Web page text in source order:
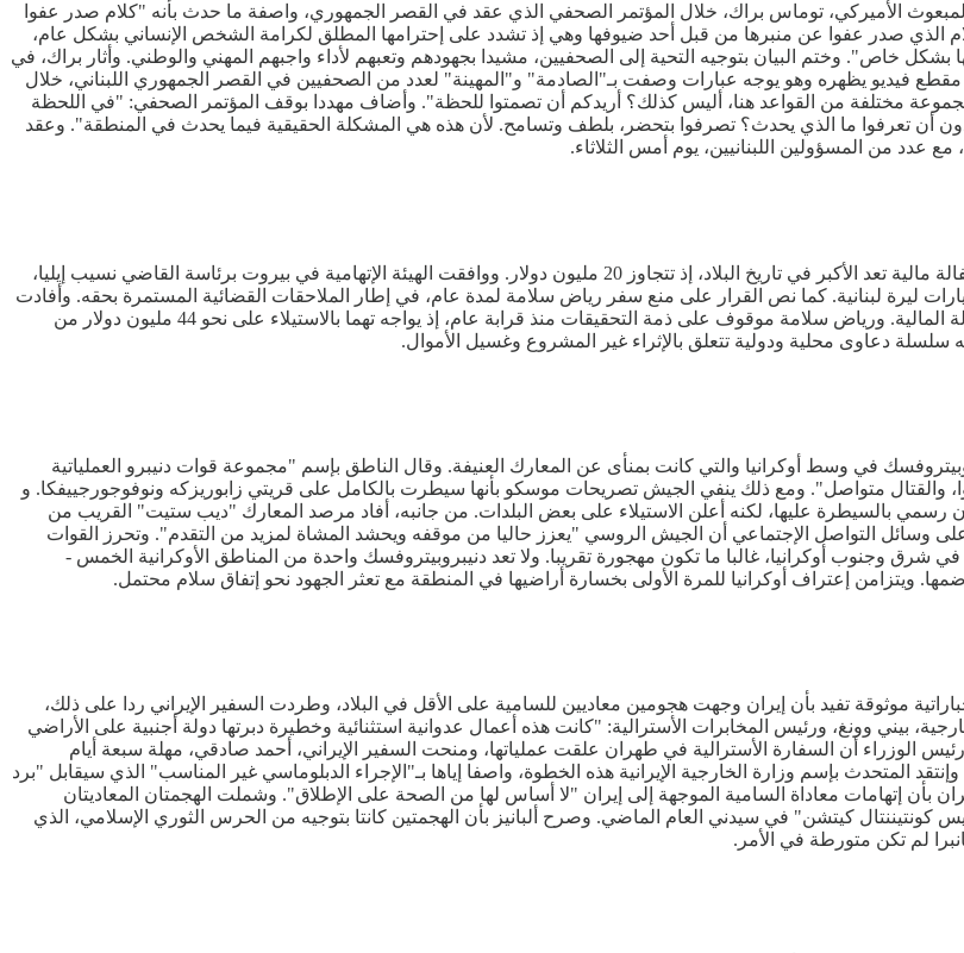
الأميركي، توماس براك، خلال المؤتمر الصحفي الذي عقد في القصر الجمهوري، واصفة ما حدث بأنه "كلام صدر عفوا
الذي صدر عفوا عن منبرها من قبل أحد ضيوفها وهي إذ تشدد على إحترامها المطلق لكرامة الشخص الإنساني بشكل عام،
بشكل خاص". وختم البيان بتوجيه التحية إلى الصحفيين، مشيدا بجهودهم وتعبهم لأداء واجبهم المهني والوطني. وأثار براك، في
فيديو يظهره وهو يوجه عبارات وصفت بـ"الصادمة" و"المهينة" لعدد من الصحفيين في القصر الجمهوري اللبناني، خلال
مختلفة من القواعد هنا، أليس كذلك؟ أريدكم أن تصمتوا للحظة". وأضاف مهددا بوقف المؤتمر الصحفي: "في اللحظة
أن تعرفوا ما الذي يحدث؟ تصرفوا بتحضر، بلطف وتسامح. لأن هذه هي المشكلة الحقيقية فيما يحدث في المنطقة". وعقد
عدد من المسؤولين اللبنانيين، يوم أمس الثلاثاء.
قرر القضاء اللبناني إخلاء سبيل حاكم مصرف لبنان السابق، رياض سلامة، مقابل كفالة مالية تعد الأكبر في تاريخ البلاد، إذ تتجاوز 20 مليون دولار. ووافقت الهيئة الإتهامية في بيروت برئاسة القاضي نسيب إيليا،
سبيل رياض سلامة بكفالة مالية قدرها 20 مليون دولار بالإضافة إلى 5 مليارات ليرة لبنانية. كما نص القرار على منع سفر رياض سلامة لمدة عام، في إطار الملاحقات القضائية المستمرة بحقه. وأفادت
الوكالة الوطنية للإعلام، بأنه لم يتم الإفراج بعد عن سلامة بإنتظار تسديد قيمة الكفالة المالية. ورياض سلامة موقوف على ذمة التحقيقات منذ قرابة عام، إذ يواجه تهما بالاستيلاء على نحو 44 مليون دولار من
في وسط أوكرانيا والتي كانت بمنأى عن المعارك العنيفة. وقال الناطق بإسم "مجموعة قوات دنيبرو العملياتية
والقتال متواصل". ومع ذلك ينفي الجيش تصريحات موسكو بأنها سيطرت بالكامل على قريتي زابوريزكه ونوفوجورجييفكا. و
بالسيطرة عليها، لكنه أعلن الاستيلاء على بعض البلدات. من جانبه، أفاد مرصد المعارك "ديب ستيت" القريب من
على وسائل التواصل الإجتماعي أن الجيش الروسي "يعزز حاليا من موقفه ويحشد المشاة لمزيد من التقدم". وتحرز القوات
وجنوب أوكرانيا، غالبا ما تكون مهجورة تقريبا. ولا تعد دنيبروبيتروفسك واحدة من المناطق الأوكرانية الخمس -
ويتزامن إعتراف أوكرانيا للمرة الأولى بخسارة أراضيها في المنطقة مع تعثر الجهود نحو إتفاق سلام محتمل.
موثوقة تفيد بأن إيران وجهت هجومين معاديين للسامية على الأقل في البلاد، وطردت السفير الإيراني ردا على ذلك،
بيني وونغ، ورئيس المخابرات الأسترالية: "كانت هذه أعمال عدوانية استثنائية وخطيرة دبرتها دولة أجنبية على الأراضي
الوزراء أن السفارة الأسترالية في طهران علقت عملياتها، ومنحت السفير الإيراني، أحمد صادقي، مهلة سبعة أيام
المتحدث بإسم وزارة الخارجية الإيرانية هذه الخطوة، واصفا إياها بـ"الإجراء الدبلوماسي غير المناسب" الذي سيقابل "برد
إتهامات معاداة السامية الموجهة إلى إيران "لا أساس لها من الصحة على الإطلاق". وشملت الهجمتان المعاديتان
كيتشن" في سيدني العام الماضي. وصرح ألبانيز بأن الهجمتين كانتا بتوجيه من الحرس الثوري الإسلامي، الذي
لم تكن متورطة في الأمر.